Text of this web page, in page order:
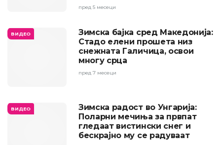
пред 5 месеци
ВИДЕО
Зимска бајка сред Македонија:
Стадо елени прошета низ
снежната Галичица, освои
многу срца
пред 7 месеци
ВИДЕО
Зимска радост во Унгарија:
Поларни мечиња за првпат
гледаат вистински снег и
бескрајно му се радуваат